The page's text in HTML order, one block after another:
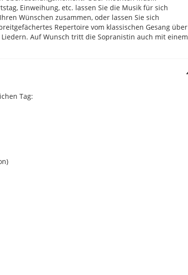
Einweihung, etc. lassen Sie die Musik für sich
Wünschen zusammen, oder lassen Sie sich
Repertoire vom klassischen Gesang über
Auf Wunsch tritt die Sopranistin auch mit einem
Tag: